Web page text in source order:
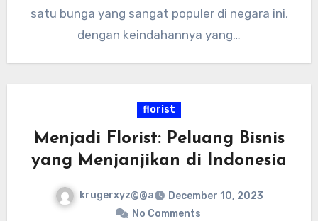
satu bunga yang sangat populer di negara ini,
dengan keindahannya yang…
florist
Menjadi Florist: Peluang Bisnis
yang Menjanjikan di Indonesia
krugerxyz@@a
December 10, 2023
No Comments